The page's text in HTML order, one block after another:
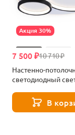
Акция 30%
10 710 ₽
7 500 ₽
Настенно-
светодиодный
Acrylica FA7719
В